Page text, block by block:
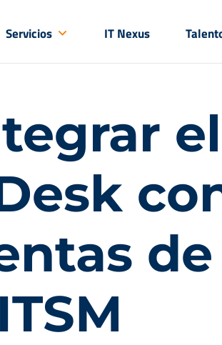
Servicios IT Nexus
el
de